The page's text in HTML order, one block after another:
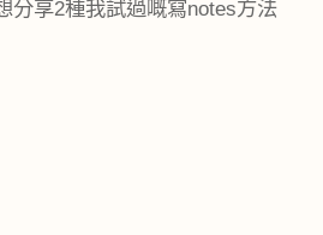
分享2種我試過嘅寫notes方法